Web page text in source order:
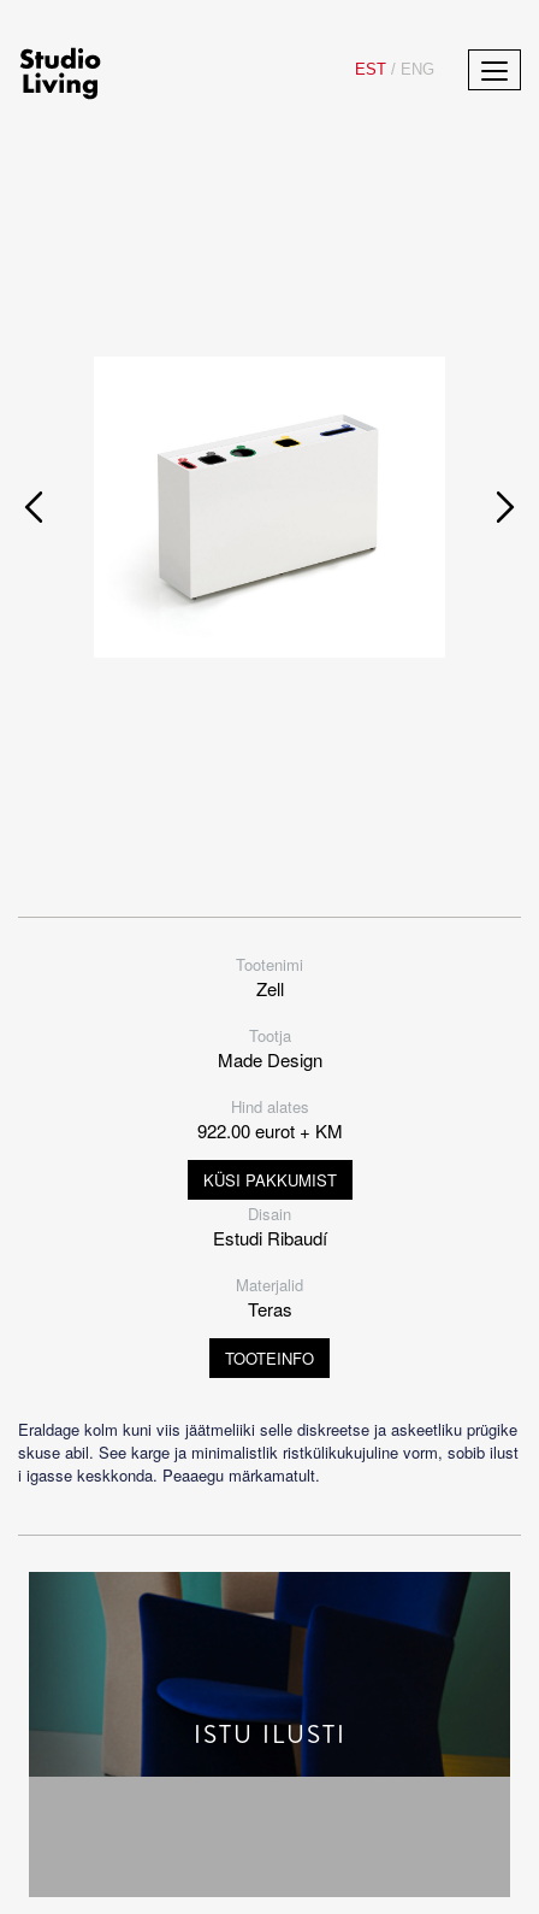
EST / ENG
Tootenimi
Zell
Tootja
Made Design
Hind alates
922.00 eurot + KM
KÜSI PAKKUMIST
Disain
Estudi Ribaudí
Materjalid
Teras
TOOTEINFO
Eraldage kolm kuni viis jäätmeliiki selle diskreetse ja askeetliku prügike
skuse abil. See karge ja minimalistlik ristkülikukujuline vorm, sobib ilust
i igasse keskkonda. Peaaegu märkamatult.
ISTU ILUSTI